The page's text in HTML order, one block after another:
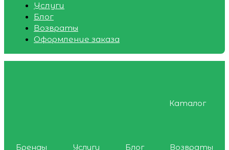
Услуги
Блог
Возвраты
Оформление заказа
Каталог
Бренды Услуги Блог
Возвраты